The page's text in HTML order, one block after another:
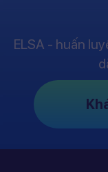
ELSA - huấn